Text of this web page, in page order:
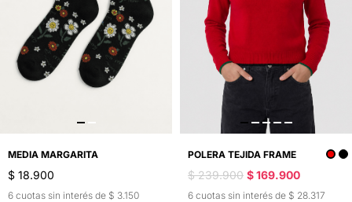
MEDIA MARGARITA
$ 18.900
6 cuotas sin interés de $ 3.150
POLERA TEJIDA FRAME
$ 239.900 $ 169.900
6 cuotas sin interés de $ 28.317